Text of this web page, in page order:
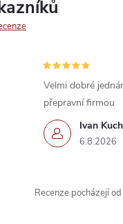
Ivan
6.8.2026
Velmi dobré
přepravní firmou
Recenze pocházejí